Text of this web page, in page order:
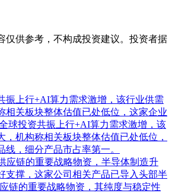
仅供参考，不构成投资建议。投资者据
振上行+AI算力需求激增，该行业供需
相关板块整体估值已处低位，这家企业
球投资共振上行+AI算力需求激增，该
，机构称相关板块整体估值已处低位，
，细分产品市占率第一。
应链的重要战略物资，半导体制造升
支撑，这家公司相关产品已导入头部半
链的重要战略物资，其纯度与稳定性